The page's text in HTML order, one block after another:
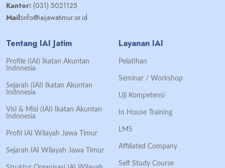
Kantor: (031) 5021125
Mail:info@iaijawatimur.or.id
Tentang IAI Jatim
Profile (IAI) Ikatan Akuntan
Indonesia
Sejarah (IAI) Ikatan Akuntan
Indonesia
Visi & Misi (IAI) Ikatan Akuntan
Indonesia
Profil IAI Wilayah Jawa Timur
Sejarah IAI Wilayah Jawa Timur
Layanan IAI
Pelatihan
Seminar / Workshop
Uji Kompetensi
In House Training
LMS
Affiliated Company
Self Study Course